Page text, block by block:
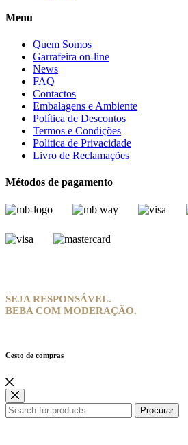
Menu
Quem Somos
Garrafeira on-line
News
FAQ
Contactos
Embalagens e Ambiente
Política de Descontos
Termos e Condições
Política de Privacidade
Livro de Reclamações
Métodos de pagamento
SEJA RESPONSÁVEL.
BEBA COM MODERAÇÃO.
Cesto de compras
Procurar